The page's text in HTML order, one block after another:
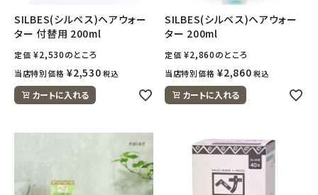
SILBES(シルベス)ヘアウォー
ター 付替用 200ml
定価 ¥2,530のところ
当店特別価格 ¥2,530 税込
カートに入れる
SILBES(シルベス)ヘアウォー
ター 200ml
定価 ¥2,860のところ
当店特別価格 ¥2,860 税込
カートに入れる